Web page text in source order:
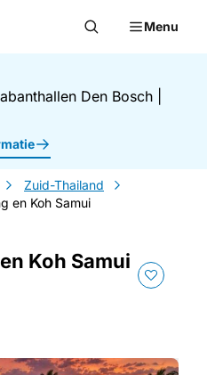
Menu
Den Bosch
Zuid-Thailand
en Koh Samui
Koh Samui